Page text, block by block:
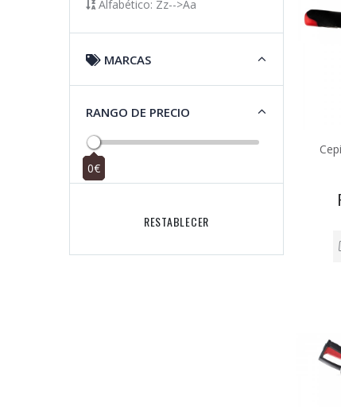
Alfabético: Zz-->Aa
MARCAS
RANGO DE PRECIO
0€
0€
RESTABLECER